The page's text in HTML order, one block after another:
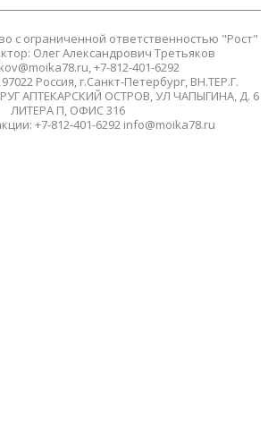
с ограниченной ответственностью "Рост"
Олег Александрович Третьяков
+7-812-401-6292
Россия, г.Санкт-Петербург, ВН.ТЕР.Г.
АПТЕКАРСКИЙ ОСТРОВ, УЛ ЧАПЫГИНА, Д. 6
ЛИТЕРА П, ОФИС 316
+7-812-401-6292 info@moika78.ru